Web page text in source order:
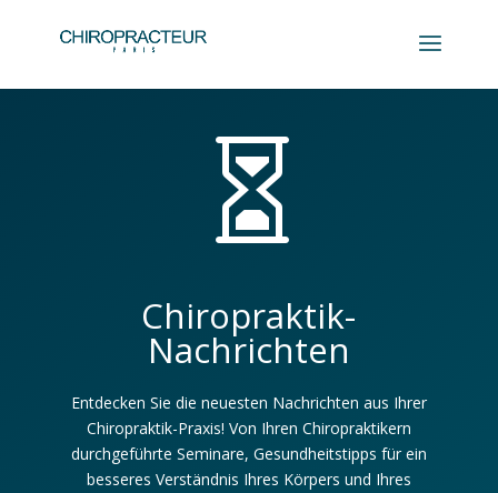

Chiropraktik-
Nachrichten
Entdecken Sie die neuesten Nachrichten aus Ihrer
Chiropraktik-Praxis! Von Ihren Chiropraktikern
durchgeführte Seminare, Gesundheitstipps für ein
besseres Verständnis Ihres Körpers und Ihres